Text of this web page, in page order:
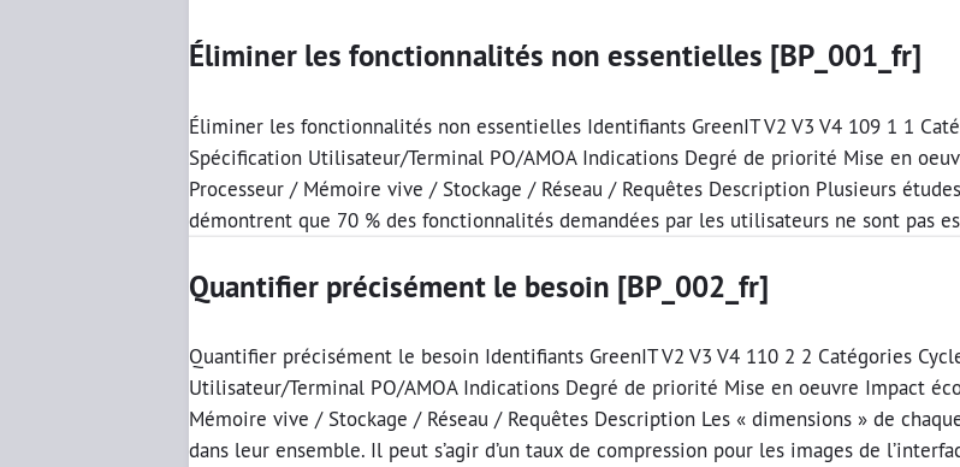
Éliminer les fonctionnalités non essentielles [BP_001_fr]
Éliminer les fonctionnalités non essentielles Identifiants GreenIT V2 V3 V4 109 1 1
Spécification Utilisateur/Terminal PO/AMOA Indications Degré de priorité Mise en
Processeur / Mémoire vive / Stockage / Réseau / Requêtes Description Plusieurs
démontrent que 70 % des fonctionnalités demandées par les utilisateurs ne sont pas
Quantifier précisément le besoin [BP_002_fr]
Quantifier précisément le besoin Identifiants GreenIT V2 V3 V4 110 2 2 Catégories
Utilisateur/Terminal PO/AMOA Indications Degré de priorité Mise en oeuvre Impact
Mémoire vive / Stockage / Réseau / Requêtes Description Les « dimensions » de
dans leur ensemble. Il peut s’agir d’un taux de compression pour les images de